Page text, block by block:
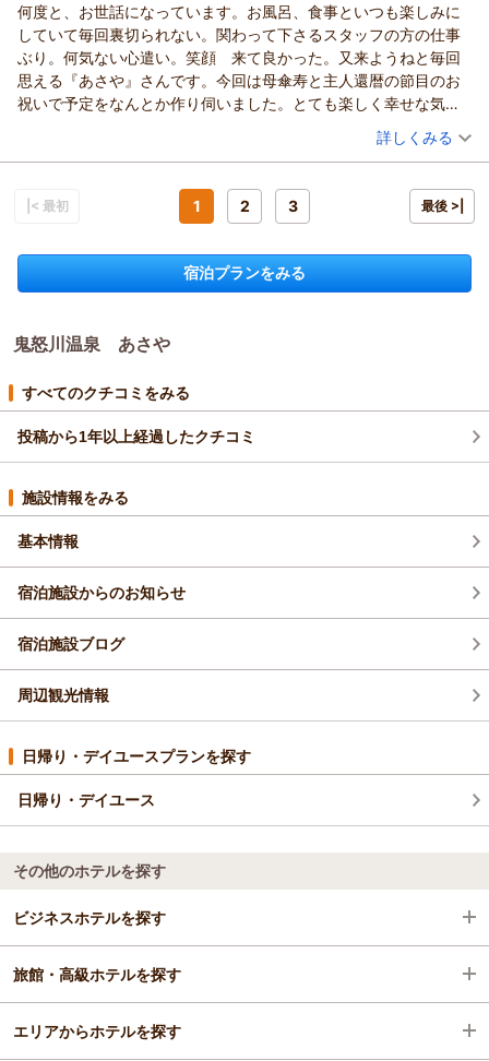
うさぎ様のまたのご来館を心よりお待ちしております。
ありがとうございました。
（返信日：2026/07/14）
ゆーこ様
この度はご来館賜りまして、誠にありがとうございます。
ご滞在中はご快適にお過ごしいただけましたようで、何よりで
ございます。
ご滞在中何かご不便等はございませんでしたでしょうか。
何かございましたら、お気兼ねなくお申しつけいただければ幸
いに存じます。
ゆーこ様のまたのご来館を心よりお待ちしております。
ありがとうございました。
（返信日：2026/07/13）
何度と、お世話になっています。お風呂、食事といつも楽しみに
していて毎回裏切られない。関わって下さるスタッフの方の仕事
ぶり。何気ない心遣い。笑顔 来て良かった。又来ようねと毎回
思える『あさや』さんです。今回は母傘寿と主人還暦の節目のお
祝いで予定をなんとか作り伺いました。とても楽しく幸せな気持
ちになれた旅行です。母は足の手術をしたり体調を悪くして入院
したりと大変な一年でした。でも今年はだいぶ元気に回復し沢山
又来年来たいと…あと何回一緒に旅行出来るか分かりませんが母
の行きたいと言う気持ちを大切に又お伺いします。
（投稿日：2026/07/11）
宿泊時期： 2026年07月宿泊 (家族旅行)
宿泊プラン：
【当館おすすめ】和・洋・中100種の豪華バイキング♪≪2026
鬼怒川温泉 あさやからの返信
この度はご来館賜りまして、誠にありがとうございます。
し上げます。
今回はお母様とご主人様のお祝いでのご利用とのこと、おめで
とうございます。
お母様にもお食事や温泉をご満喫いただけましたようで、嬉し
これからもより一層のサービス向上に努めて参ります。
ありがとうございました。
詳しくみる
|< 最初 1 2 3 最後 >|
宿泊プランをみる
鬼怒川温泉 あさや
すべてのクチコミをみる
投稿から1年以上経過したクチコミ
施設情報をみる
基本情報
宿泊施設からのお知らせ
宿泊施設ブログ
周辺観光情報
日帰り・デイユースプランを探す
日帰り・デイユース
その他のホテルを探す
ビジネスホテルを探す
栃木県
鬼怒川・川治・湯西川・川俣
旅館・高級ホテルを探す
栃木県
エリアからホテルを探す